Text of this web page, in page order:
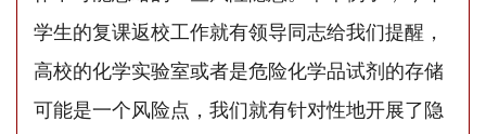
学生的复课返校工作就有领导同志给我们提醒，
高校的化学实验室或者是危险化学品试剂的存储
可能是一个风险点，我们就有针对性地开展了隐